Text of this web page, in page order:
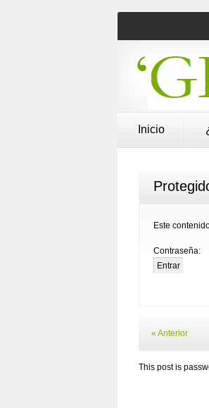
Inicio
Este
Contraseña:
« Anterior
This post is